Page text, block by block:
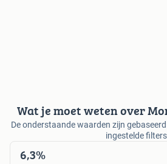
Wat je moet weten over
De onderstaande waarden zijn
ingestelde filters
6,3%